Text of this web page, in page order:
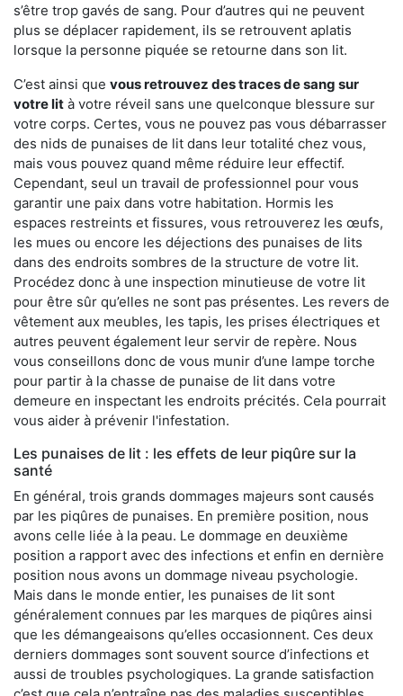
s’être trop gavés de sang. Pour d’autres qui ne peuvent
plus se déplacer rapidement, ils se retrouvent aplatis
lorsque la personne piquée se retourne dans son lit.
C’est ainsi que vous retrouvez des traces de sang sur
votre lit à votre réveil sans une quelconque blessure sur
votre corps. Certes, vous ne pouvez pas vous débarrasser
des nids de punaises de lit dans leur totalité chez vous,
mais vous pouvez quand même réduire leur effectif.
Cependant, seul un travail de professionnel pour vous
garantir une paix dans votre habitation. Hormis les
espaces restreints et fissures, vous retrouverez les œufs,
les mues ou encore les déjections des punaises de lits
dans des endroits sombres de la structure de votre lit.
Procédez donc à une inspection minutieuse de votre lit
pour être sûr qu’elles ne sont pas présentes. Les revers de
vêtement aux meubles, les tapis, les prises électriques et
autres peuvent également leur servir de repère. Nous
vous conseillons donc de vous munir d’une lampe torche
pour partir à la chasse de punaise de lit dans votre
demeure en inspectant les endroits précités. Cela pourrait
vous aider à prévenir l'infestation.
Les punaises de lit : les effets de leur piqûre sur la
santé
En général, trois grands dommages majeurs sont causés
par les piqûres de punaises. En première position, nous
avons celle liée à la peau. Le dommage en deuxième
position a rapport avec des infections et enfin en dernière
position nous avons un dommage niveau psychologie.
Mais dans le monde entier, les punaises de lit sont
généralement connues par les marques de piqûres ainsi
que les démangeaisons qu’elles occasionnent. Ces deux
derniers dommages sont souvent source d’infections et
aussi de troubles psychologiques. La grande satisfaction